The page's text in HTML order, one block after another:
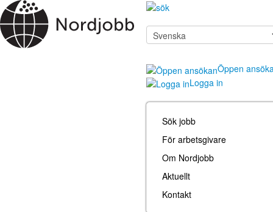
Öppen
Logga in
Sök jobb
För arbetsgivare
Om Nordjobb
Aktuellt
Kontakt